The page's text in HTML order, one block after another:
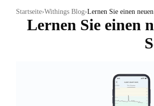
Startseite Withings Blog Lernen Sie einen
Lernen Sie einen